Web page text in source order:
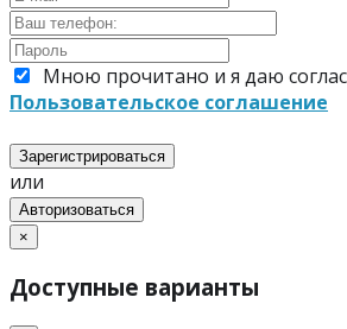
Мною прочитано и я даю
Пользовательское соглашение
Зарегистрироваться
или
Авторизоваться
×
Доступные варианты